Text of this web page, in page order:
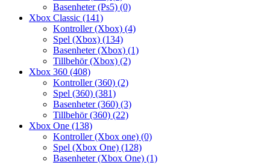
Basenheter (Ps5) (0)
Xbox Classic (141)
Kontroller (Xbox) (4)
Spel (Xbox) (134)
Basenheter (Xbox) (1)
Tillbehör (Xbox) (2)
Xbox 360 (408)
Kontroller (360) (2)
Spel (360) (381)
Basenheter (360) (3)
Tillbehör (360) (22)
Xbox One (138)
Kontroller (Xbox one) (0)
Spel (Xbox One) (128)
Basenheter (Xbox One) (1)